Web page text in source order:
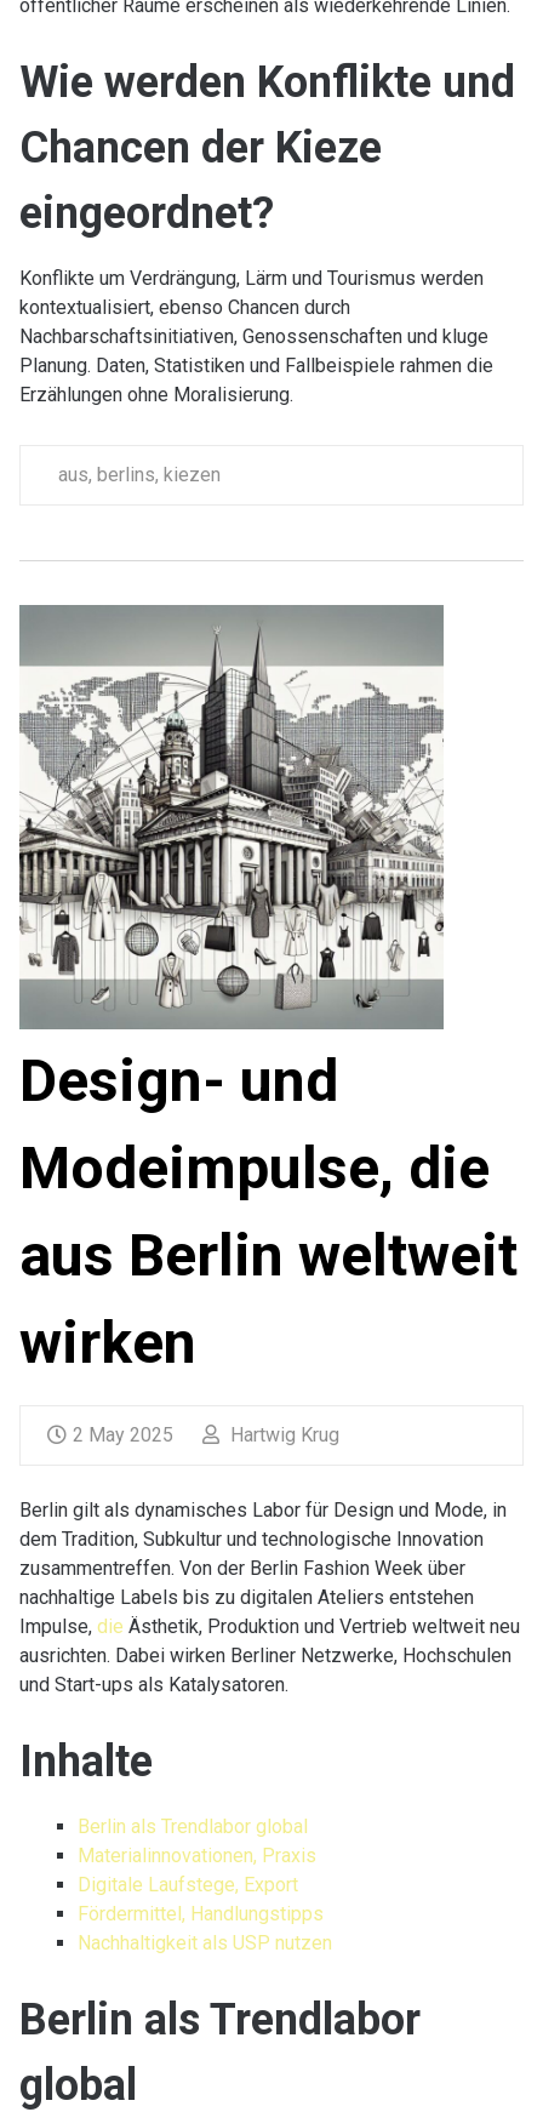
öffentlicher Räume erscheinen als wiederkehrende Linien.
Wie werden Konflikte und
Chancen der Kieze
eingeordnet?
Konflikte um Verdrängung, Lärm und Tourismus werden
kontextualisiert, ebenso Chancen durch
Nachbarschaftsinitiativen, Genossenschaften und kluge
Planung. Daten, Statistiken und Fallbeispiele rahmen die
Erzählungen ohne Moralisierung.
aus, berlins, kiezen
Design- und
Modeimpulse, die
aus Berlin weltweit
wirken
2 May 2025 Hartwig Krug
Berlin gilt als dynamisches Labor für Design und Mode, in
dem Tradition, Subkultur und technologische Innovation
zusammentreffen. Von der Berlin Fashion Week über
nachhaltige Labels bis zu digitalen Ateliers entstehen
Impulse, die Ästhetik, Produktion und Vertrieb weltweit neu
ausrichten. Dabei wirken Berliner Netzwerke, Hochschulen
und Start-ups als Katalysatoren.
Inhalte
Berlin als Trendlabor global
Materialinnovationen, Praxis
Digitale Laufstege, Export
Fördermittel, Handlungstipps
Nachhaltigkeit als USP nutzen
Berlin als Trendlabor
global